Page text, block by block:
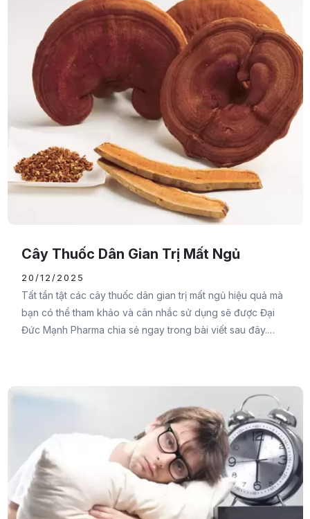
Cây Thuốc Dân Gian Trị Mất Ngủ
20/12/2025
Tất tần tật các cây thuốc dân gian trị mất ngủ hiệu quả mà
bạn có thể tham khảo và cân nhắc sử dụng sẽ được Đại
Đức Mạnh Pharma chia sẻ ngay trong bài viết sau đây.